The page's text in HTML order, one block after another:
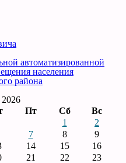
автоматизированной
населения
района
Пт Сб Вс
1
2
7 8
9
14 15
16
21 22
23